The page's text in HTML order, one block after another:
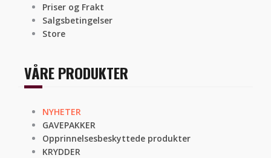
Priser og Frakt
Salgsbetingelser
Store
VÅRE PRODUKTER
NYHETER
GAVEPAKKER
Opprinnelsesbeskyttede produkter
KRYDDER